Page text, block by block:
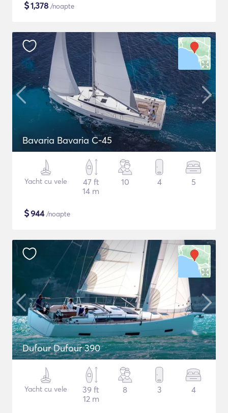
$1,378 /noapte
Bavaria Bavaria C-45
Yacht cu vele
47 ft
14 m
10 4 5
$944/noapte
Dufour Dufour 390
Yacht cu vele
39 ft
12 m
8 3 4